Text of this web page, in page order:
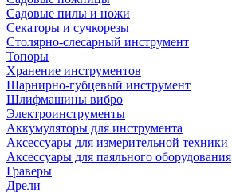
Садовые пилы и ножи
Секаторы и сучкорезы
Столярно-слесарный инструмент
Топоры
Хранение инструментов
Шарнирно-губцевый инструмент
Шлифмашины вибро
Электроинструменты
Аккумуляторы для инструмента
Аксессуары для измерительной техники
Аксессуары для паяльного оборудования
Граверы
Дрели